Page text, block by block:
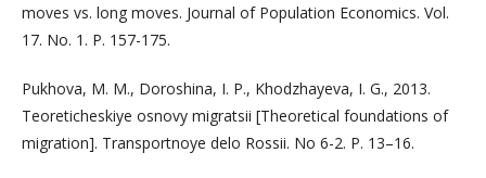
moves vs. long moves. Journal of Population Economics. Vol.
17. No. 1. P. 157-175.
Pukhova, M. M., Doroshina, I. P., Khodzhayeva, I. G., 2013.
Teoreticheskiye osnovy migratsii [Theoretical foundations of
migration]. Transportnoye delo Rossii. No 6-2. P. 13–16.